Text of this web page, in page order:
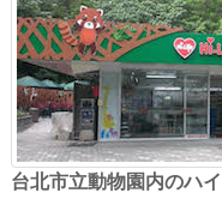
台北市立動物園内のハ